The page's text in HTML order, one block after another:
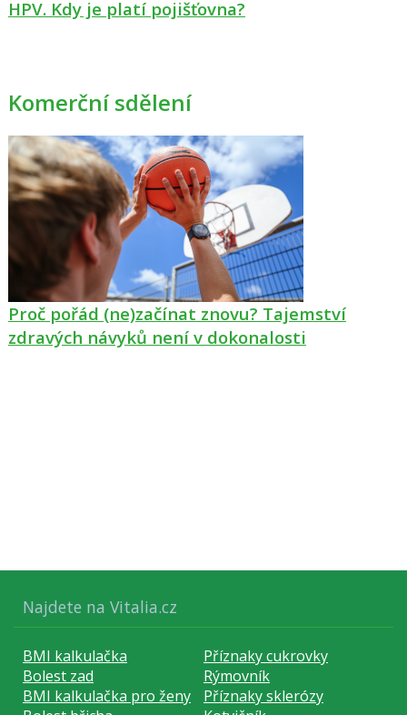
HPV. Kdy je platí pojišťovna?
Komerční sdělení
Proč pořád (ne)začínat znovu? Tajemství
zdravých návyků není v dokonalosti
Najdete na Vitalia.cz
BMI kalkulačka
Příznaky cukrovky
Bolest zad
Rýmovník
BMI kalkulačka pro ženy
Příznaky sklerózy